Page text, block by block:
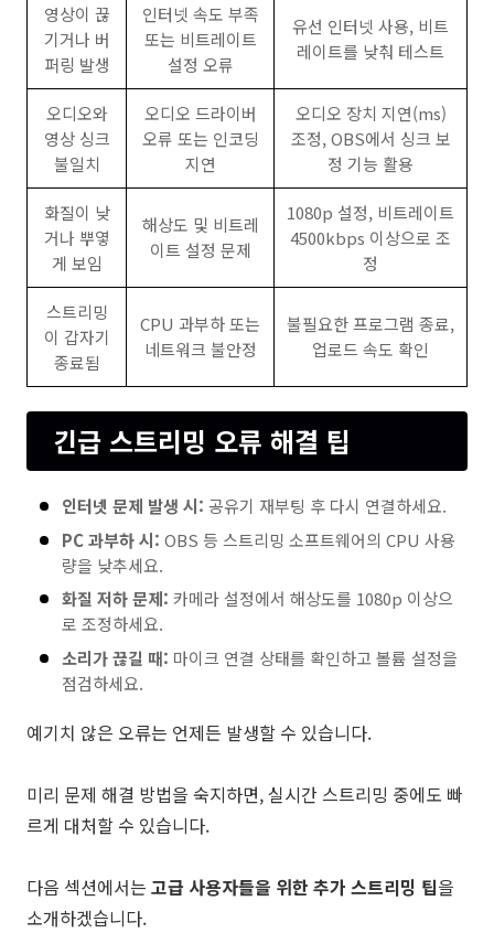
영상이 끊
기거나 버
퍼링 발생
인터넷 속도 부족
또는 비트레이트
설정 오류
유선 인터넷 사용, 비트
레이트를 낮춰 테스트
오디오와
영상 싱크
불일치
오디오 드라이버
오류 또는 인코딩
지연
오디오 장치 지연(ms)
조정, OBS에서 싱크 보
정 기능 활용
화질이 낮
거나 뿌옇
게 보임
해상도 및 비트레
이트 설정 문제
1080p 설정, 비트레이트
4500kbps 이상으로 조
정
스트리밍
이 갑자기
종료됨
CPU 과부하 또는
네트워크 불안정
불필요한 프로그램 종료,
업로드 속도 확인
긴급 스트리밍 오류 해결 팁
인터넷 문제 발생 시: 공유기 재부팅 후 다시 연결하세요.
PC 과부하 시: OBS 등 스트리밍 소프트웨어의 CPU 사용
량을 낮추세요.
화질 저하 문제: 카메라 설정에서 해상도를 1080p 이상으
로 조정하세요.
소리가 끊길 때: 마이크 연결 상태를 확인하고 볼륨 설정을
점검하세요.
예기치 않은 오류는 언제든 발생할 수 있습니다.
미리 문제 해결 방법을 숙지하면, 실시간 스트리밍 중에도 빠
르게 대처할 수 있습니다.
다음 섹션에서는 고급 사용자들을 위한 추가 스트리밍 팁을
소개하겠습니다.